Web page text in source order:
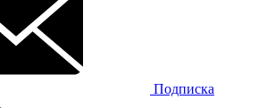
Подписка